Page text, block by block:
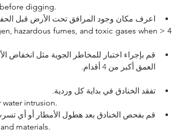
digging.
اعرف مكان وجود المرافق تحت الأرض قبل
hazardous fumes, and toxic gases when > 4
قم بإجراء اختبار للمخاطر الجوية مثل انخفاض
العمق أكبر من 4 أقدام.
تفقد الخنادق في بداية كل وردية.
intrusion.
قم بفحص الخنادق بعد هطول الأمطار أو أي
materials.